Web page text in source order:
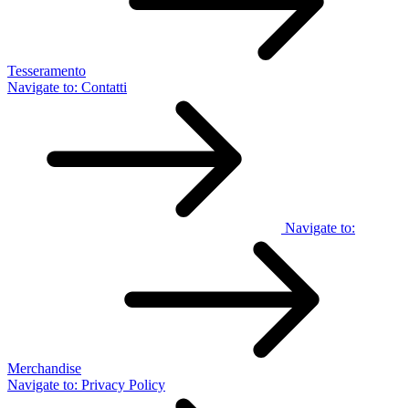
Tesseramento
Navigate to: Contatti
Navigate to:
Merchandise
Navigate to: Privacy Policy